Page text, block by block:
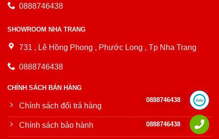
0888746438
SHOWROOM NHA TRANG
731 , Lê Hồng Phong , Phước Long , Tp Nha Trang
0888746438
CHÍNH SÁCH BÁN HÀNG
Chính sách đổi trả hàng
Chính sách bảo hành
0888746438
0888746438